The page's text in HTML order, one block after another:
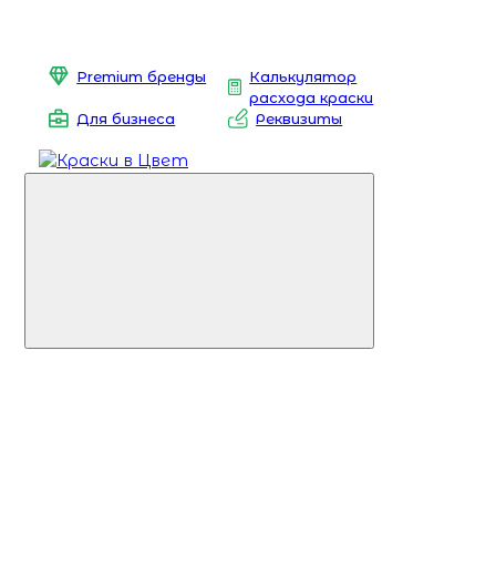
Premium бренды
Калькулятор
расхода краски
Для бизнеса
Реквизиты